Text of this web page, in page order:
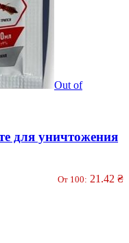
Out of
для уничтожения
От 100: 21.42 ₴